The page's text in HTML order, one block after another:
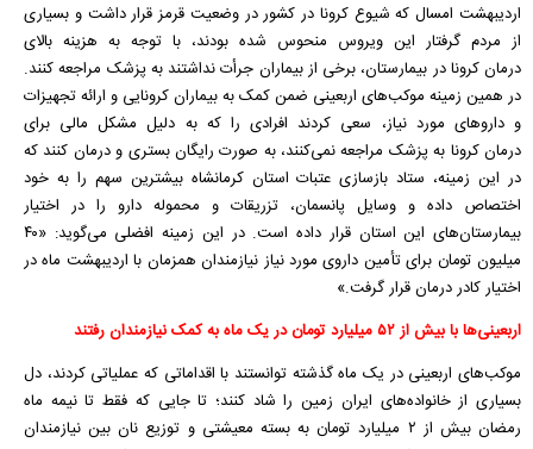
اردیبهشت امسال که شیوعکرونا در کشور در وضعیت قرمز قرار داشت و بسیاری
از مردم گرفتار این ویروس منحوس شده بودند، با توجه به هزینه بالای
درمانکرونادر بیمارستان، برخی از بیماران جرأت نداشتند به پزشک مراجعه کنند.
در همین زمینه موکب‌های اربعینی ضمن کمک به بیمارانکرونایی و ارائه تجهیزات
و داروهای مورد نیاز، سعی کردند افرادی را که به دلیل مشکل مالی برای
درمانکرونا به پزشک مراجعه نمی‌کنند، به صورت رایگان بستری و درمان کنند که
در این زمینه، ستاد بازسازی عتبات استان کرمانشاه بیشترین سهم را به خود
اختصاص داده و وسایل پانسمان، تزریقات و محموله دارو را در اختیار
بیمارستان‌های این استان قرار داده است. در این زمینه افضلی می‌گوید: «۴۰
میلیون تومان برای تأمین داروی مورد نیاز نیازمندان همزمان با اردیبهشت ماه در
اختیار کادر درمان قرار گرفت.»
اربعینی‌ها با بیش از ۵۲
میلیارد تومان در یک ماه به کمک نیازمندان رفتند
موکب‌های اربعینی در یک ماه گذشته توانستند با اقداماتی که عملیاتی کردند، دل
بسیاری از خانواده‌های ایران زمین را شاد کنند؛ تا جایی که فقط تا نیمه ماه
رمضان بیش از ۲ میلیارد تومان به بسته معیشتی و توزیع نان بین نیازمندان